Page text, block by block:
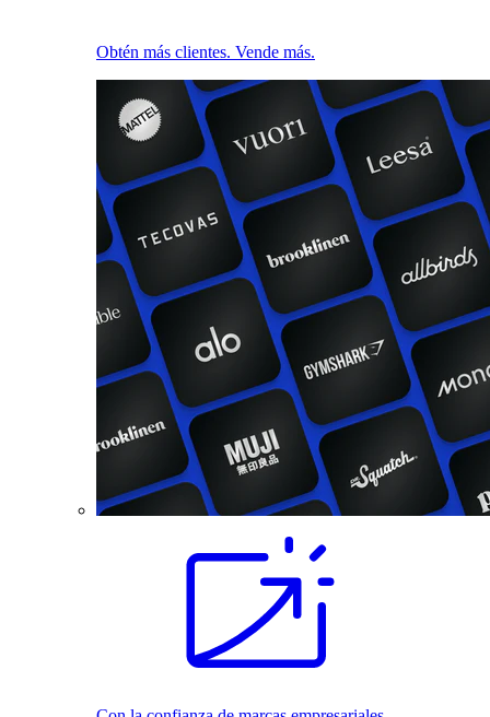
Obtén más clientes. Vende más.